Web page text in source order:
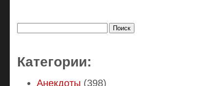
Категории:
Анекдоты (398)